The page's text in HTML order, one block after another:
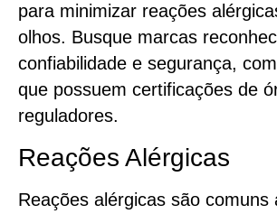
para minimizar reações
olhos. Busque marcas
confiabilidade e segurança,
que possuem certificações de
reguladores.
Reações Alérgicas
Reações alérgicas são comuns